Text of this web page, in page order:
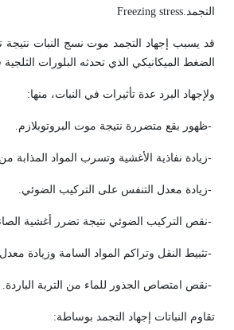
التجمدFreezing stress.
قد يسبب إجهاد التجمد موت نسج النبات نتيجة
الضغط الميكانيكي الذي تحدثه البلورات
ولإجهاد البرد عدة تأثيرات في النبات، منها:
-ظهور بقع متضررة نتيجة موت البروتوبلازم.
-زيادة نفاذية الأغشية وتسرب المواد المذابة من
-زيادة معدل التنفس على التركيب الضوئي.
-نقص التركيب الضوئي نتيجة تضرر أغشية
-تثبيط النقل وتراكم المواد السامة وزيادة
-نقص امتصاص الجذور للماء من التربة الباردة.
تقاوم النباتات إجهاد التجمد بوساطة: